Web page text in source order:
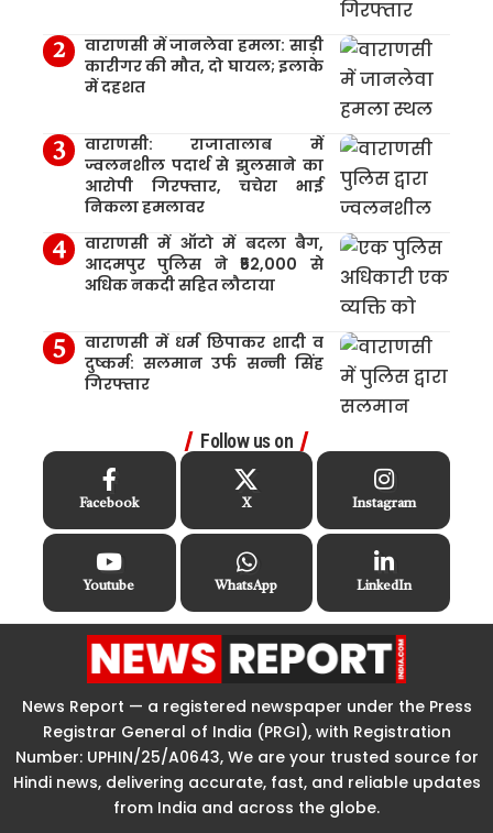
वाराणसी में जानलेवा हमला: साड़ी
कारीगर की मौत, दो घायल; इलाके
में दहशत
वाराणसी: राजातालाब में
ज्वलनशील पदार्थ से झुलसाने का
आरोपी गिरफ्तार, चचेरा भाई
निकला हमलावर
वाराणसी में ऑटो में बदला बैग,
आदमपुर पुलिस ने ₹52,000 से
अधिक नकदी सहित लौटाया
वाराणसी में धर्म छिपाकर शादी व
दुष्कर्म: सलमान उर्फ सन्नी सिंह
गिरफ्तार
Follow us on
Facebook X Instagram
Youtube WhatsApp LinkedIn
News Report — a registered newspaper under the Press
Registrar General of India (PRGI), with Registration
Number: UPHIN/25/A0643, We are your trusted source for
Hindi news, delivering accurate, fast, and reliable updates
from India and across the globe.